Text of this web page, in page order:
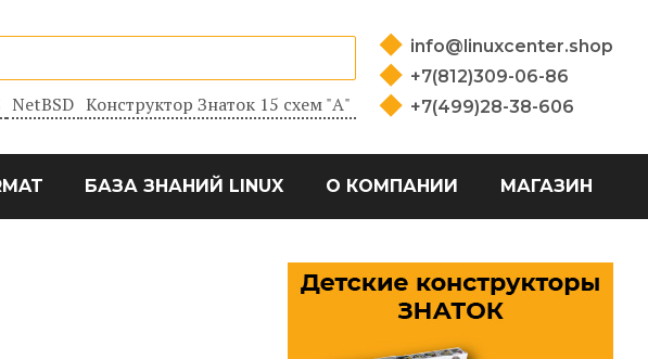
NetBSD Конструктор Знаток 15 схем "А"
info@linuxcenter.shop
+7(812)309-06-86
+7(499)28-38-606
БАЗА ЗНАНИЙ LINUX О КОМПАНИИ МАГАЗИН